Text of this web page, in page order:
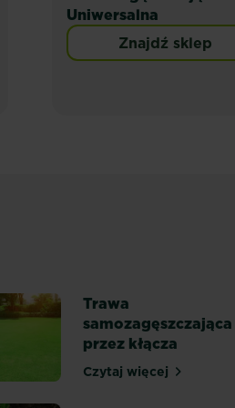
Uniwersalna
Znajdź sklep
Trawa
samozagęszczająca
przez kłącza
Czytaj więcej
Trawa